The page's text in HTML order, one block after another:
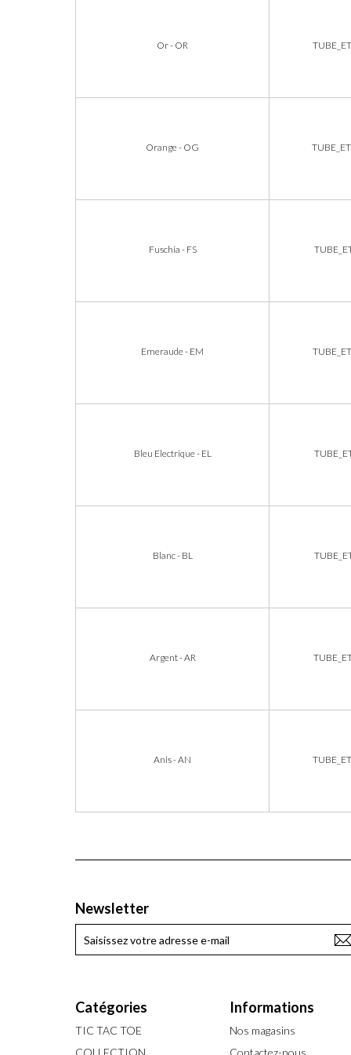
Or - OR
Orange - OG
Fuschia - FS
Emeraude - EM
Bleu Electrique - EL
Blanc - BL
Argent - AR
Anis - AN
Newsletter
Catégories
TIC TAC TOE
Informations
Nos magasins